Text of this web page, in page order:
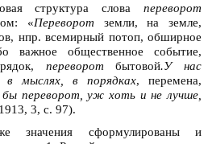
структура слова переворот
«Переворот земли, на земле,
нпр. всемирный потоп, обширное
важное общественное событие,
переворот бытовой.У нас
в мыслях, в порядках, перемена,
переворот, уж хоть и не лучше,
3, с. 97).
значения сформулированы и